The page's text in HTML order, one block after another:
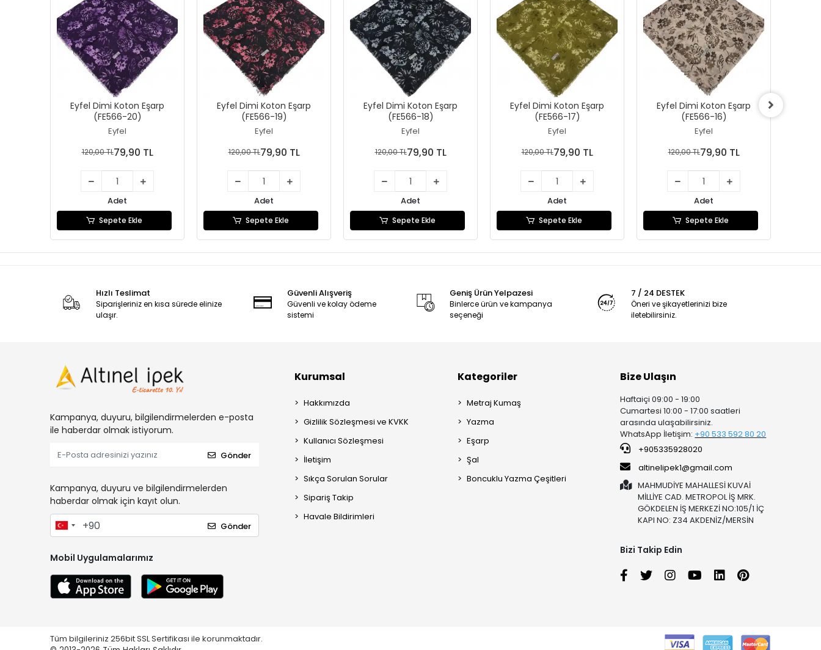
Eyfel Dimi Koton Eşarp
(FE566-20)
Eyfel
120,00 TL79,90 TL
Adet
Sepete Ekle
Eyfel Dimi Koton Eşarp
(FE566-19)
Eyfel
120,00 TL79,90 TL
Adet
Sepete Ekle
Eyfel Dimi Koton Eşarp
(FE566-18)
Eyfel
120,00 TL79,90 TL
Adet
Sepete Ekle
Eyfel Dimi Koton Eşarp
(FE566-17)
Eyfel
120,00 TL79,90 TL
Adet
Sepete Ekle
Eyfel Dimi Koton Eşarp
(FE566-16)
Eyfel
120,00 TL79,90 TL
Adet
Sepete Ekle
Hızlı Teslimat
Siparişleriniz en kısa sürede elinize
ulaşır.
Güvenli Alışveriş
Güvenli ve kolay ödeme
sistemi
Geniş Ürün Yelpazesi
Binlerce ürün ve kampanya
seçeneği
7 / 24 DESTEK
Öneri ve şikayetlerinizi bize
iletebilirsiniz.
Kampanya, duyuru, bilgilendirmelerden e-posta
ile haberdar olmak istiyorum.
Gönder
Kampanya, duyuru ve bilgilendirmelerden
haberdar olmak için kayıt olun.
Gönder
Mobil Uygulamalarımız
Kurumsal
Hakkımızda
Gizlilik Sözleşmesi ve KVKK
Kullanıcı Sözleşmesi
İletişim
Sıkça Sorulan Sorular
Sipariş Takip
Havale Bildirimleri
Kategoriler
Metraj Kumaş
Yazma
Eşarp
Şal
Boncuklu Yazma Çeşitleri
Bize Ulaşın
Haftaiçi 09:00 - 19:00
Cumartesi 10:00 - 17:00 saatleri
arasında ulaşabilirsiniz.
WhatsApp İletişim: +90 533 592 80 20
+905335928020
altinelipek1@gmail.com
MAHMUDİYE MAHALLESİ KUVAİ
MİLLİYE CAD. METROPOL İŞ MRK.
GÖKDELEN İŞ MERKEZİ NO:105/1 İÇ
KAPI NO: Z34 AKDENİZ/MERSİN
Bizi Takip Edin
Tüm bilgileriniz 256bit SSL Sertifikası ile korunmaktadır.